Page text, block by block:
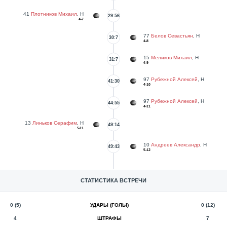
41 Плотников Михаил , Н
4-7
29:56
77 Белов Севастьян , Н
4-8
30:7
15 Меликов Михаил, Н
4-9
31:7
97 Рубежной Алексей, Н
4-10
41:30
97 Рубежной Алексей, Н
4-11
44:55
13 Линьков Серафим, Н
5-11
49:14
10 Андреев Александр, Н
5-12
49:43
СТАТИСТИКА ВСТРЕЧИ
0 (5) УДАРЫ (ГОЛЫ) 0 (12)
4 ШТРАФЫ 7